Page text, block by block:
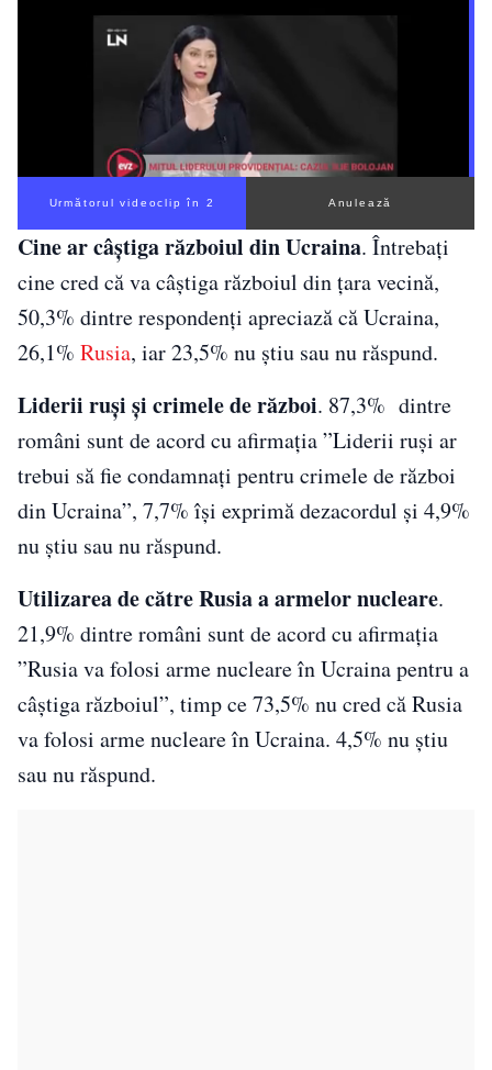
Următorul videoclip în 1 Anulează
Cine ar câștiga războiul din Ucraina. Întrebați
cine cred că va câștiga războiul din țara vecină,
50,3% dintre respondenți apreciază că Ucraina,
26,1% Rusia, iar 23,5% nu știu sau nu răspund.
Liderii ruși și crimele de război. 87,3% dintre
români sunt de acord cu afirmația ”Liderii ruși ar
trebui să fie condamnați pentru crimele de război
din Ucraina”, 7,7% își exprimă dezacordul și 4,9%
nu știu sau nu răspund.
Utilizarea de către Rusia a armelor nucleare.
21,9% dintre români sunt de acord cu afirmația
”Rusia va folosi arme nucleare în Ucraina pentru a
câștiga războiul”, timp ce 73,5% nu cred că Rusia
va folosi arme nucleare în Ucraina. 4,5% nu știu
sau nu răspund.